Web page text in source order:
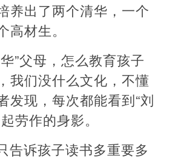
养出了两个清华，一个
材生。
”父母，怎么教育孩子
我们没什么文化，不懂
发现，每次都能看到“刘
劳作的身影。
告诉孩子读书多重要多